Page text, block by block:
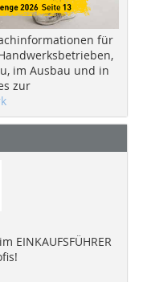
für
im Ausbau und in
zur
EINKAUFSFÜHRER